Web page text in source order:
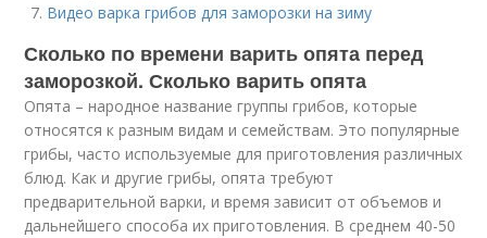
Видео варка грибов для заморозки на зиму
Сколько по времени варить опята перед
заморозкой. Сколько варить опята
Опята – народное название группы грибов, которые
относятся к разным видам и семействам. Это популярные
грибы, часто используемые для приготовления различных
блюд. Как и другие грибы, опята требуют
предварительной варки, и время зависит от объемов и
дальнейшего способа их приготовления. В среднем 40-50